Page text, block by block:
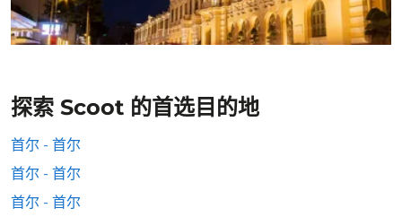
探索 Scoot 的首选目的地
首尔 - 首尔
首尔 - 首尔
首尔 - 首尔